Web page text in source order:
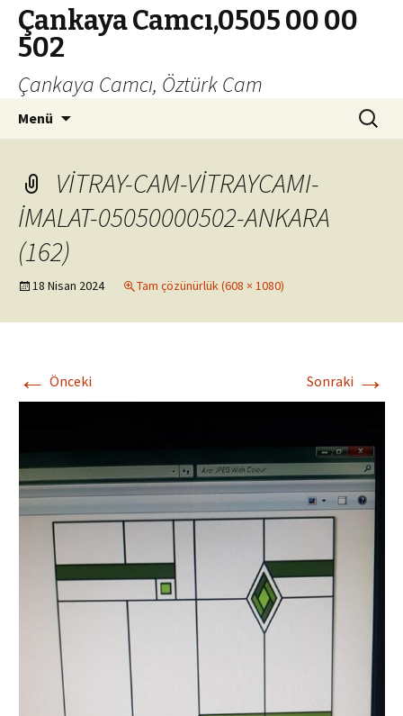
Çankaya Camcı,0505 00 00
502
Çankaya Camcı, Öztürk Cam
Menü Arama:
VİTRAY-CAM-VİTRAYCAMI-
İMALAT-05050000502-ANKARA
(162)
18 Nisan 2024 Tam çözünürlük (608 × 1080)
← Önceki Sonraki →